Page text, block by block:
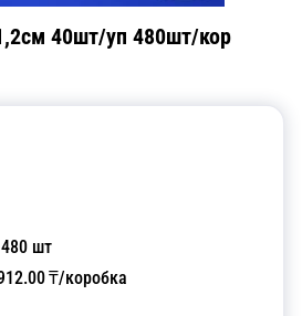
40шт/уп 480шт/кор
480 шт
₸/коробка